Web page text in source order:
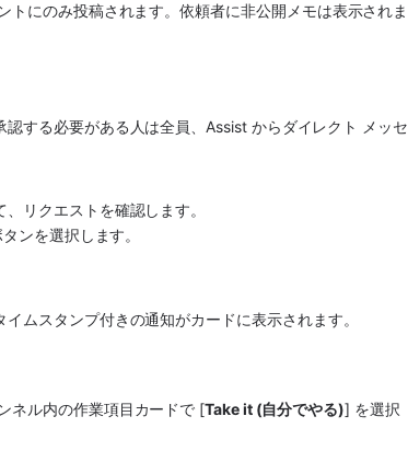
トにのみ投稿されます。依頼者に非公開メモは表示されま
認する必要がある人は全員、Assist からダイレクト メッセ
リクエストを確認します。
ンを選択します。
ムスタンプ付きの通知がカードに表示されます。
ネル内の作業項目カードで [Take it (自分でやる)] を選択